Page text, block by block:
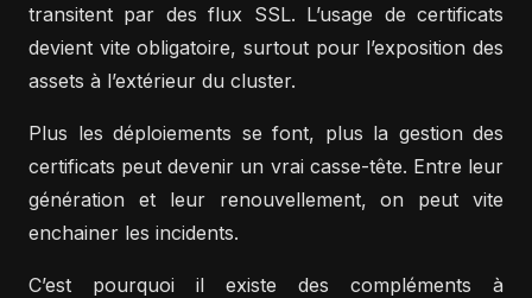
transitent par des flux SSL. L’usage de certificats
devient vite obligatoire, surtout pour l’exposition des
assets à l’extérieur du cluster.
Plus les déploiements se font, plus la gestion des
certificats peut devenir un vrai casse-tête. Entre leur
génération et leur renouvellement, on peut vite
enchainer les incidents.
C’est pourquoi il existe des compléments à